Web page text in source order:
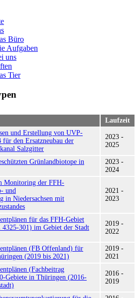
Büro
Aufgaben
uns
Tier
Laufzeit
und Erstellung von UVP-
den Ersatzneubau der
Salzgitter
2023 -
2025
Grünlandbiotope in
2023 -
2024
Monitoring der FFH-
und
in Niedersachsen mit
2021 -
2023
für das FFH-Gebiet
301) im Gebiet der Stadt
2019 -
2022
(FB Offenland) für
(2019 bis 2021)
2019 -
2021
(Fachbeitrag
Gebiete in Thüringen (2016-
2016 -
2019